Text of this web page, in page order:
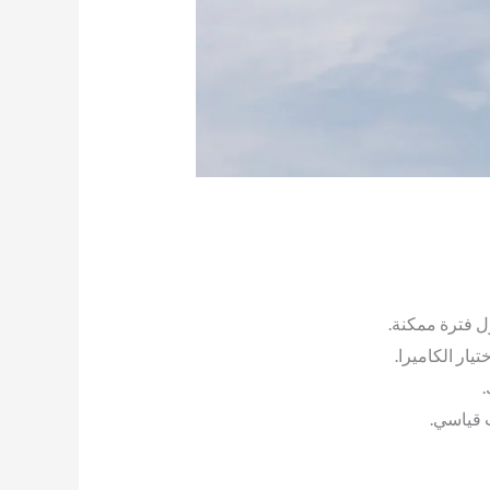
فترة ممكنة.
الكاميرا.
قياسي.